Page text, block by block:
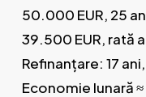
50.000 EUR, 25
39.500 EUR, rată
Refinanțare: 17
Economie lunară